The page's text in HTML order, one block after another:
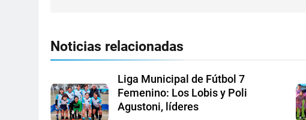
Noticias relacionadas
Liga Municipal de Fútbol 7
Femenino: Los Lobis y Poli
Agustoni, líderes